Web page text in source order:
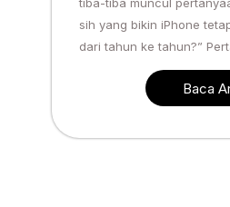
sih yang bikin iPhone
dari tahun ke tahun?”
Baca